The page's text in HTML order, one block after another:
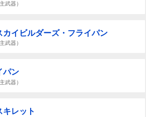
武器）
カイビルダーズ・フライパン
武器）
パン
武器）
キレット